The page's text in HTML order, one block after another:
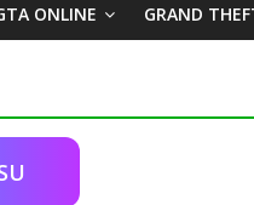
ONLINE GRAND